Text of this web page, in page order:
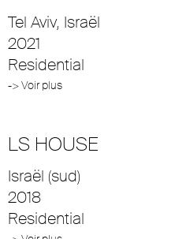
Tel Aviv, Israël
2021
Residential
-> Voir plus
LS HOUSE
Israël (sud)
2018
Residential